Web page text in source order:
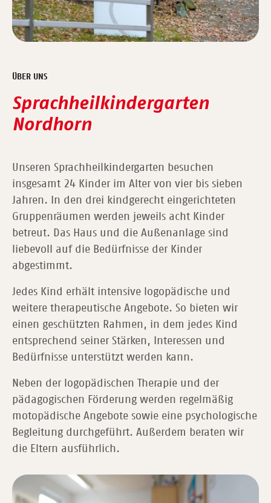
ÜBER UNS
Sprachheilkindergarten
Nordhorn
Unseren Sprachheilkindergarten besuchen
insgesamt 24 Kinder im Alter von vier bis sieben
Jahren. In den drei kindgerecht eingerichteten
Gruppenräumen werden jeweils acht Kinder
betreut. Das Haus und die Außenanlage sind
liebevoll auf die Bedürfnisse der Kinder
abgestimmt.
Jedes Kind erhält intensive logopädische und
weitere therapeutische Angebote. So bieten wir
einen geschützten Rahmen, in dem jedes Kind
entsprechend seiner Stärken, Interessen und
Bedürfnisse unterstützt werden kann.
Neben der logopädischen Therapie und der
pädagogischen Förderung werden regelmäßig
motopädische Angebote sowie eine psychologische
Begleitung durchgeführt. Außerdem beraten wir
die Eltern ausführlich.